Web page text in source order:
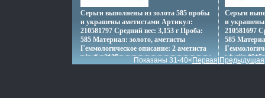
Серьги выполнены из золота 585 пробы
и украшены аметистами Артикул:
210581797 Средний вес: 3,153 г Проба:
585 Материал: золото, аметисты
Гeммологическое описание: 2 аметиста
вфжйр 2127 карат.
Серьги
и украшены
210581697
585
вфжйт 0315
Показаны 31-40<Первая Предыдущая